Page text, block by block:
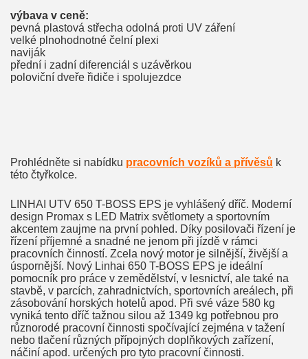
výbava v ceně:
pevná plastová střecha odolná proti UV záření
velké plnohodnotné čelní plexi
naviják
přední i zadní diferenciál s uzávěrkou
poloviční dveře řidiče i spolujezdce
Prohlédněte si nabídku pracovních vozíků a přívěsů k
této čtyřkolce.
LINHAI UTV 650 T-BOSS EPS je vyhlášený dříč. Moderní
design Promax s LED Matrix světlomety a sportovním
akcentem zaujme na první pohled. Díky posilovači řízení je
řízení příjemné a snadné ne jenom při jízdě v rámci
pracovních činností. Zcela nový motor je silnější, živější a
úspornější. Nový Linhai 650 T-BOSS EPS je ideální
pomocník pro práce v zemědělství, v lesnictví, ale také na
stavbě, v parcích, zahradnictvích, sportovních areálech, při
zásobování horských hotelů apod. Při své váze 580 kg
vyniká tento dříč tažnou silou až 1349 kg potřebnou pro
různorodé pracovní činnosti spočívající zejména v tažení
nebo tlačení různých přípojných doplňkových zařízení,
náčiní apod. určených pro tyto pracovní činnosti.